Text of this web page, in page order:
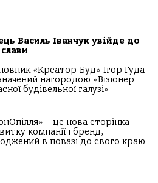
Василь Іванчук увійде до
«Креатор-Буд» Ігор Гуда
нагородою «Візіонер
будівельної галузі»
– це нова сторінка
компанії і бренд,
в повазі до свого краю